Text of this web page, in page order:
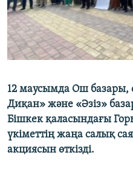
12 маусымда Ош базары,
Диқан» және «Әзіз»
Бішкек қаласындағы
үкіметтің жаңа салық
акциясын өткізді.